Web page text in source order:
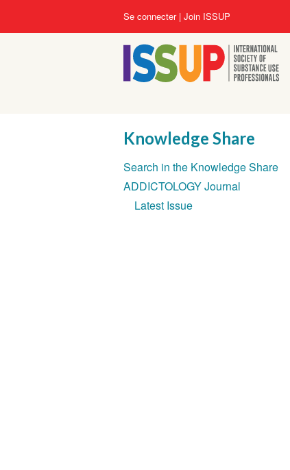
User
account
menu
Se connecter Join ISSUP
Knowledge Share
Section
navigation
Search in the Knowledge Share
ADDICTOLOGY Journal
Latest Issue